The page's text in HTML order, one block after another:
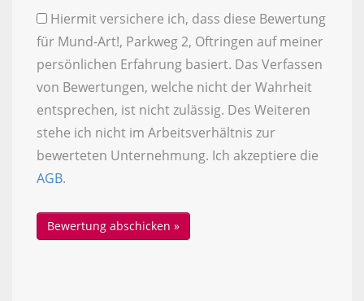
Hiermit versichere ich, dass diese Bewertung
für Mund-Art!, Parkweg 2, Oftringen auf meiner
persönlichen Erfahrung basiert. Das Verfassen
von Bewertungen, welche nicht der Wahrheit
entsprechen, ist nicht zulässig. Des Weiteren
stehe ich nicht im Arbeitsverhältnis zur
bewerteten Unternehmung. Ich akzeptiere die
AGB.